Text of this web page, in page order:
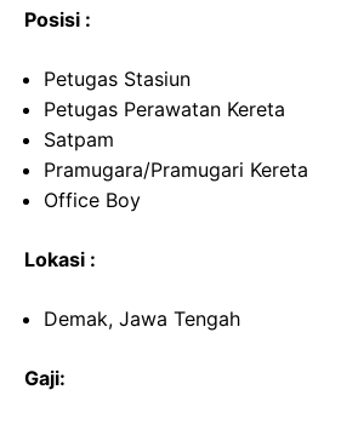
Posisi :
Petugas Stasiun
Petugas Perawatan Kereta
Satpam
Pramugara/Pramugari Kereta
Office Boy
Lokasi :
Demak, Jawa Tengah
Gaji: